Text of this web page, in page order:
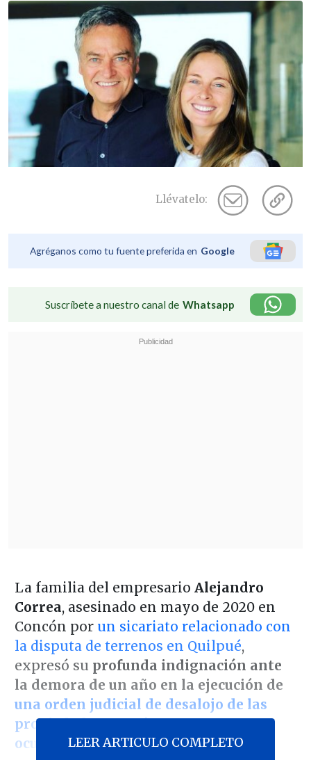
Llévatelo:
Agréganos como tu fuente preferida en Google
Suscríbete a nuestro canal de Whatsapp
La familia del empresario Alejandro
Correa, asesinado en mayo de 2020 en
Concón por un sicariato relacionado con
la disputa de terrenos en Quilpué,
expresó su profunda indignación ante
la demora de un año en la ejecución de
una orden judicial de desalojo de las
propiedades que aún permanecen
ocupadas ilegalmente.
LEER ARTICULO COMPLETO